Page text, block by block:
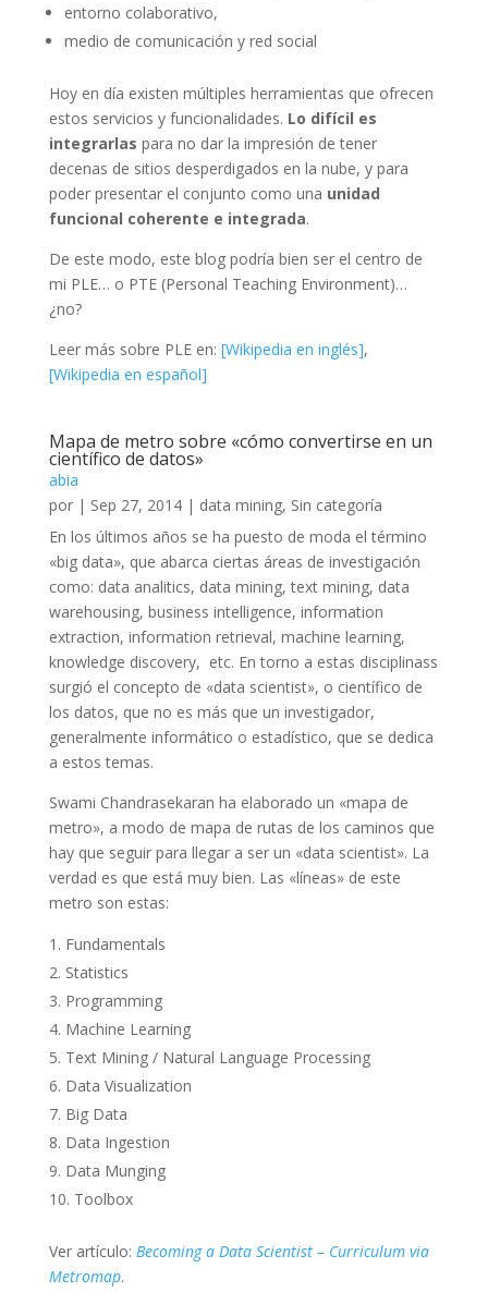
entorno colaborativo,
medio de comunicación y red social
Hoy en día existen múltiples herramientas que ofrecen
estos servicios y funcionalidades. Lo difícil es
integrarlas para no dar la impresión de tener
decenas de sitios desperdigados en la nube, y para
poder presentar el conjunto como una unidad
funcional coherente e integrada.
De este modo, este blog podría bien ser el centro de
mi PLE… o PTE (Personal Teaching Environment)…
¿no?
Leer más sobre PLE en: [Wikipedia en inglés],
[Wikipedia en español]
Mapa de metro sobre «cómo convertirse en un
científico de datos»
abia
por | Sep 27, 2014| data mining, Sin categoría
En los últimos años se ha puesto de moda el término
«big data», que abarca ciertas áreas de investigación
como: data analitics, data mining, text mining, data
warehousing, business intelligence, information
extraction, information retrieval, machine learning,
knowledge discovery, etc. En torno a estas disciplinass
surgió el concepto de «data scientist», o científico de
los datos, que no es más que un investigador,
generalmente informático o estadístico, que se dedica
a estos temas.
Swami Chandrasekaran ha elaborado un «mapa de
metro», a modo de mapa de rutas de los caminos que
hay que seguir para llegar a ser un «data scientist». La
verdad es que está muy bien. Las «líneas» de este
metro son estas:
Fundamentals
Statistics
Programming
Machine Learning
Text Mining / Natural Language Processing
Data Visualization
Big Data
Data Ingestion
Data Munging
Toolbox
Ver artículo: Becoming a Data Scientist – Curriculum via
Metromap.